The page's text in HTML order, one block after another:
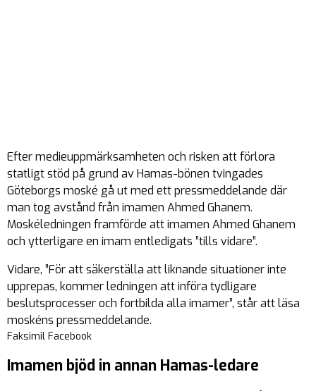
Efter medieuppmärksamheten och risken att förlora
statligt stöd på grund av Hamas-bönen tvingades
Göteborgs moské gå ut med ett pressmeddelande där
man tog avstånd från imamen Ahmed Ghanem.
Moskéledningen framförde att imamen Ahmed Ghanem
och ytterligare en imam entledigats ”tills vidare”.
Vidare, ”För att säkerställa att liknande situationer inte
upprepas, kommer ledningen att införa tydligare
beslutsprocesser och fortbilda alla imamer”, står att läsa
moskéns pressmeddelande.
Faksimil Facebook
Imamen bjöd in annan Hamas-ledare